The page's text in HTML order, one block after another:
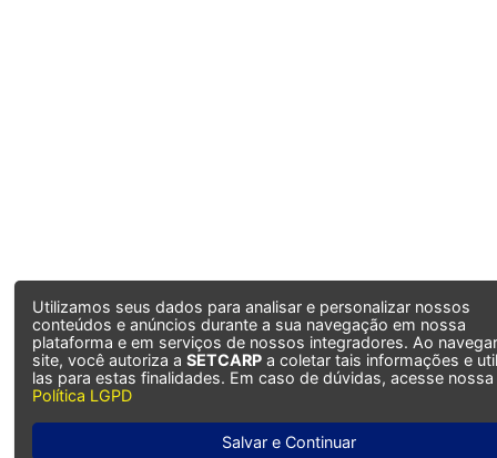
Utilizamos seus dados para analisar e personalizar nossos
conteúdos e anúncios durante a sua navegação em nossa
plataforma e em serviços de nossos integradores. Ao
site, você autoriza a SETCARP a coletar tais informações e
las para estas finalidades. Em caso de dúvidas, acesse nossa
Política LGPD
Salvar e Continuar